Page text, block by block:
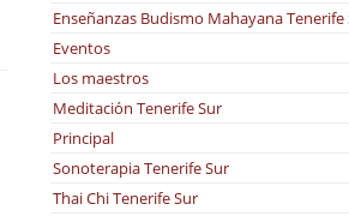
Enseñanzas Budismo Mahayana Tenerife
Eventos
Los maestros
Meditación Tenerife Sur
Principal
Sonoterapia Tenerife Sur
Thai Chi Tenerife Sur